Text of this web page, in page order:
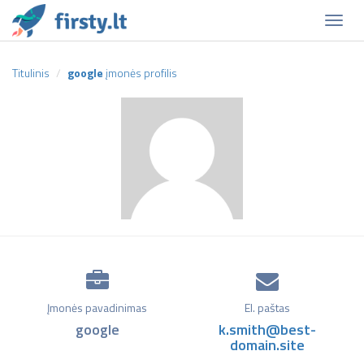
Titulinis google įmonės profilis
Įmonės pavadinimas
google
El. paštas
k.smith@best-
domain.site